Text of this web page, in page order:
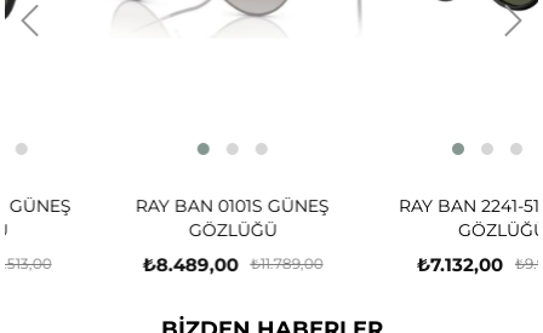
RAY BAN 0101S GÜNEŞ
GÖZLÜĞÜ
₺8.489,00 ₺11.789,00
RAY BAN 2241-51 GÜNEŞ
GÖZLÜĞÜ
₺7.132,00 ₺9.905,00